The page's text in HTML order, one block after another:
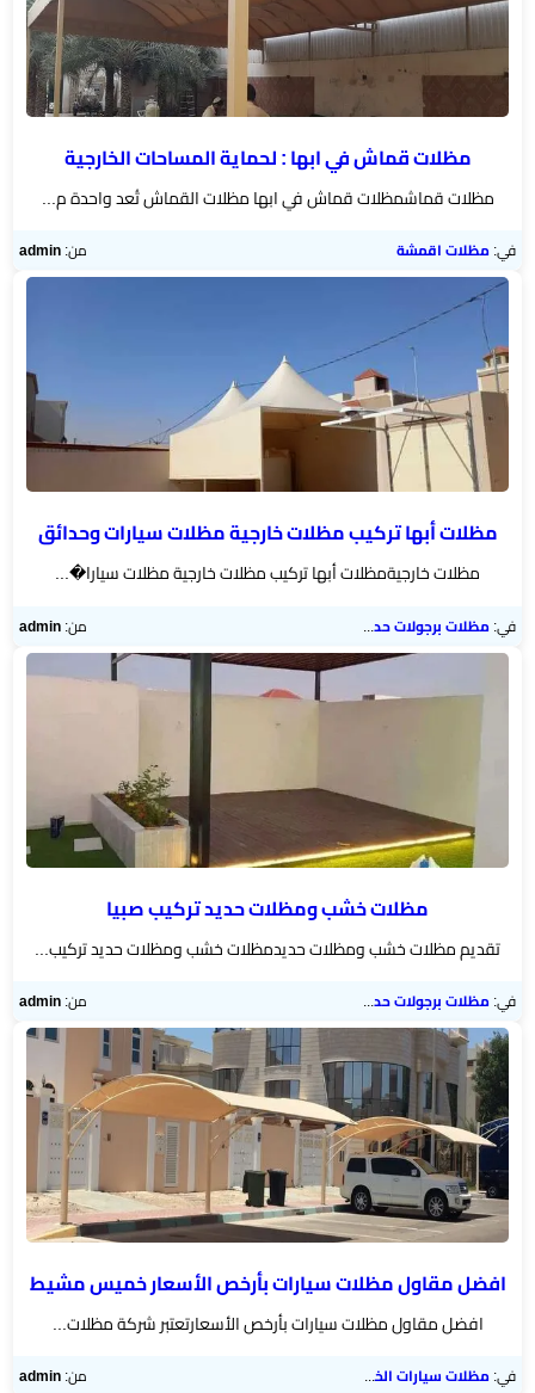
مظلات قماش في ابها : لحماية المساحات الخارجية
مظلات قماشمظلات قماش في ابها مظلات القماش تُعد واحدة م...
في:مظلات اقمشة من:admin
مظلات أبها تركيب مظلات خارجية مظلات سيارات وحدائق
مظلات خارجيةمظلات أبها تركيب مظلات خارجية مظلات سيارا�...
في:مظلات برجولات حدائق من:admin
مظلات خشب ومظلات حديد تركيب صبيا
تقديم مظلات خشب ومظلات حديدمظلات خشب ومظلات حديد تركيب...
في:مظلات برجولات حدائق من:admin
افضل مقاول مظلات سيارات بأرخص الأسعار خميس مشيط
افضل مقاول مظلات سيارات بأرخص الأسعارتعتبر شركة مظلات...
في:مظلات سيارات الخميس من:admin